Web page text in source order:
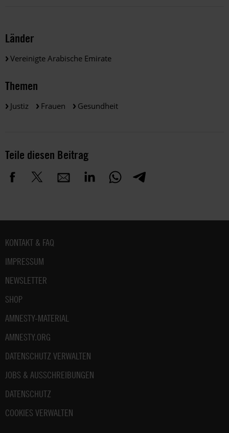
Länder
Vereinigte Arabische Emirate
Themen
Justiz Frauen Gesundheit
Teile diesen Beitrag
Fußbereich
KONTAKT & FAQ
IMPRESSUM
NEWSLETTER
SHOP
AMNESTY-MATERIAL
AMNESTY.ORG
DATENSCHUTZ VERWALTEN
JOBS & AUSSCHREIBUNGEN
DATENSCHUTZ
COOKIES VERWALTEN